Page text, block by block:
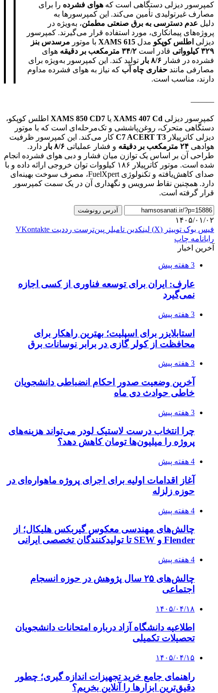
کمپرسور دیزلی دستگاهی است که هوای فشرده را برای
مصارف غیرتولیدی تأمین می‌کند. این کمپرسورها به
دلیل عدم دسترسی به برق صنعتی مطمئن، به‌ویژه در
پروژه‌های پیمانکاری، مورد استفاده قرار می‌گیرند. کمپرسور
دیزلی اطلس کوپکو مدل XAMS 615 با موتور مرسدس بنز
۳۲۹ کیلوواتی
قادر است ۳۴/۲ مترمکعب بر دقیقه
هوای
فشرده در فشار ۸/۶ بار
تولید کند. این کمپرسور به‌ویژه برای
مصارفی مانند حفاری چاه آب که نیاز به هوای فشرده مداوم
دارند، مناسب است.
———
کمپرسور دیزلی XAMS 407 Cd یا XAMS 850 CD7 اطلس کوپکو،
دستگاهی متحرک، روغن‌پاششی و تک‌مرحله‌ای است که با موتور
دیزلی کاترپیلار C7 ACERT T3 کار می‌کند. این کمپرسور ظرفیت
هوادهی ۲۴ مترمکعب بر دقیقه و فشار عملیاتی ۸/۶ بار
دارد.
طراحی آن بر اساس یک توازن میان فشار و دبی هوای فشرده انجام
شده است. موتور کاترپیلار ۱۸۶ کیلووات توان خروجی ارائه داده و با
صدای کاهش‌یافته و تکنولوژی FuelXpert، مصرف سوخت بهینه‌ای
دارد. همچنین نقاط سرویس و نگهداری آن در یک سمت کمپرسور
قرار گرفته است.
آدرس رونوشت
۱۴۰۵/۰۱/۰۲
فیس بوک توییتر (X) لینکدین ‫تامبلر ‫پین‌ترست ‫رددیت ‫VKontakte
رایانامه چاپ
آخرین اخبار
3 هفته پیش
عارف: ایران برای توسعه فناوری از کسی اجازه
نمی‌گیرد
3 هفته پیش
استابلایزر برای اسپلیت؛ بهترین راهکار برای
محافظت از کولر گازی در برابر نوسانات برق
3 هفته پیش
آخرین وضعیت صدور احکام انضباطی دانشجویان
خاطی حوادث دی ماه
3 هفته پیش
چرا انتخاب درست لاستیک لودر می‌تواند هزینه‌های
پروژه را میلیون‌ها تومان کاهش دهد؟
4 هفته پیش
آغاز اقدامات اولیه برای اجرای پروژه ماهواره‌ای در
حوزه زلزله
4 هفته پیش
چالش‌های مهندسی معکوس گیربکس هلیکال؛ از
Flender و SEW تا تولیدکنندگان تخصصی ایرانی
4 هفته پیش
چالش‌های ۲۵ سال پژوهش در حوزه انسجام
اجتماعی
۱۴۰۵/۰۴/۱۸
اطلاعیه دانشگاه آزاد درباره امتحانات دانشجویان
تحصیلات تکمیلی
۱۴۰۵/۰۴/۱۵
راهنمای جامع خرید تجهیزات اندازه گیری؛ چطور
دقیق‌ترین ابزارها را آنلاین بخریم؟